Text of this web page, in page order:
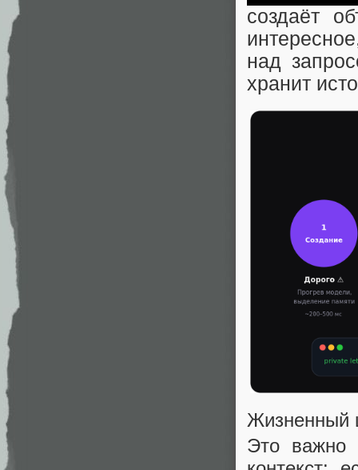
создаёт
над
хранит
Жизненный
Это важно